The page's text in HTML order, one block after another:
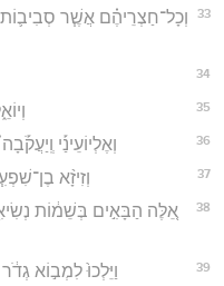
33
וְכָל־חַצְרֵיהֶ֗ם אֲשֶׁ֧ר
34
35
36 וְאֶלְיוֹעֵינַ֡י
37 וְזִיזָ֨א
38
אֵ֚לֶּה הַבָּאִ֣ים בְּשֵׁמ֔וֹת
39 וַיֵּלְכוּ֙ לִמְב֣וֹא